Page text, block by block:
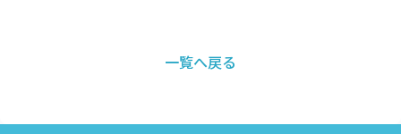
一覧へ戻る